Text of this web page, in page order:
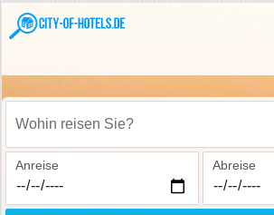
Wohin reisen Sie?
Anreise Abreise